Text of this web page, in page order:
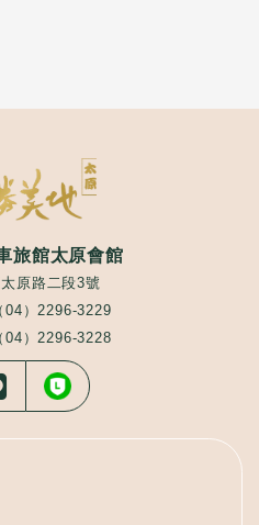
旅館太原會館
原路二段3號
04）2296-3229
04）2296-3228